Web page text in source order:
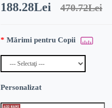
188.28Lei 470.72Lei
Mărimi pentru Copii
Personalizat